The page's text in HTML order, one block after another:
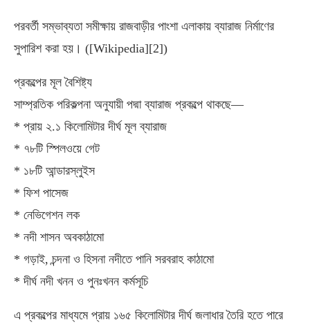
পরবর্তী সম্ভাব্যতা সমীক্ষায় রাজবাড়ীর পাংশা এলাকায় ব্যারাজ নির্মাণের
সুপারিশ করা হয়। ([Wikipedia][2])
প্রকল্পের মূল বৈশিষ্ট্য
সাম্প্রতিক পরিকল্পনা অনুযায়ী পদ্মা ব্যারাজ প্রকল্পে থাকছে—
* প্রায় ২.১ কিলোমিটার দীর্ঘ মূল ব্যারাজ
* ৭৮টি স্পিলওয়ে গেট
* ১৮টি আন্ডারস্লুইস
* ফিশ পাসেজ
* নেভিগেশন লক
* নদী শাসন অবকাঠামো
* গড়াই, চন্দনা ও হিসনা নদীতে পানি সরবরাহ কাঠামো
* দীর্ঘ নদী খনন ও পুনঃখনন কর্মসূচি
এ প্রকল্পের মাধ্যমে প্রায় ১৬৫ কিলোমিটার দীর্ঘ জলাধার তৈরি হতে পারে